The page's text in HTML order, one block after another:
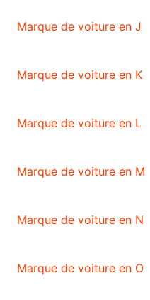
Marque de voiture en J
Marque de voiture en K
Marque de voiture en L
Marque de voiture en M
Marque de voiture en N
Marque de voiture en O